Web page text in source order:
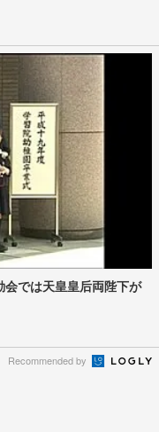
では天皇皇后両陛下が
Recommended by